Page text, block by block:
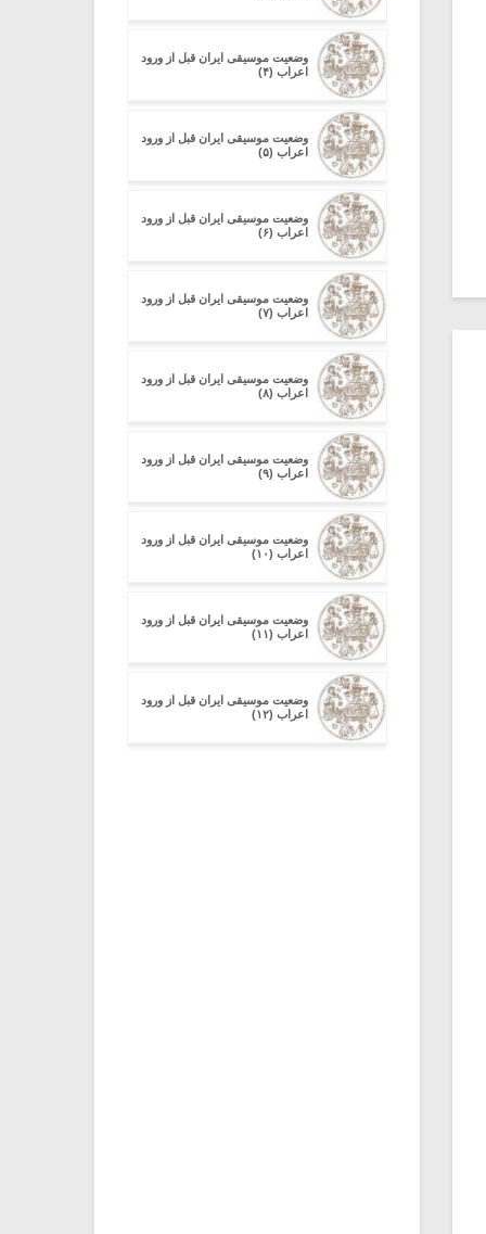
وضعیت موسیقی ایران قبل از ورود
اعراب (۴)
وضعیت موسیقی ایران قبل از ورود
اعراب (۵)
وضعیت موسیقی ایران قبل از ورود
اعراب (۶)
وضعیت موسیقی ایران قبل از ورود
اعراب (۷)
وضعیت موسیقی ایران قبل از ورود
اعراب (۸)
وضعیت موسیقی ایران قبل از ورود
اعراب (۹)
وضعیت موسیقی ایران قبل از ورود
اعراب (۱۰)
وضعیت موسیقی ایران قبل از ورود
اعراب (۱۱)
وضعیت موسیقی ایران قبل از ورود
اعراب (۱۲)